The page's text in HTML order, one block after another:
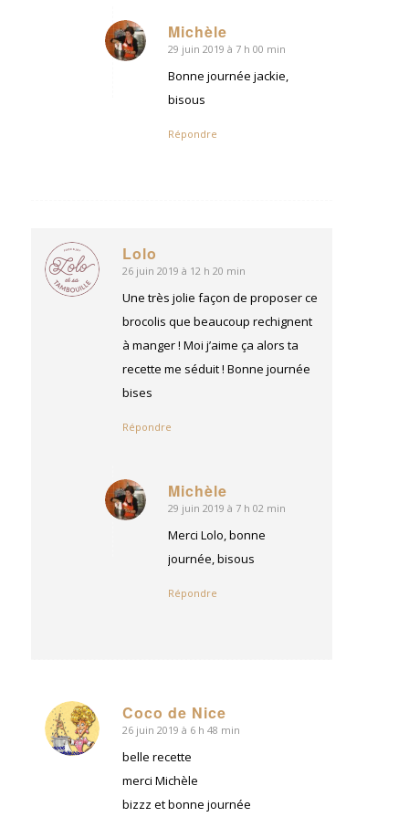
Michèle
dit
29 juin 2019 à 7 h 00 min
Bonne journée jackie,
bisous
Répondre
Lolo
dit
:
26 juin 2019 à 12 h 20 min
Une très jolie façon de proposer ce
brocolis que beaucoup rechignent
à manger ! Moi j’aime ça alors ta
recette me séduit ! Bonne journée
bises
Répondre
Michèle
dit
29 juin 2019 à 7 h 02 min
Merci Lolo, bonne
journée, bisous
Répondre
Coco de Nice
dit
:
26 juin 2019 à 6 h 48 min
belle recette
merci Michèle
bizzz et bonne journée